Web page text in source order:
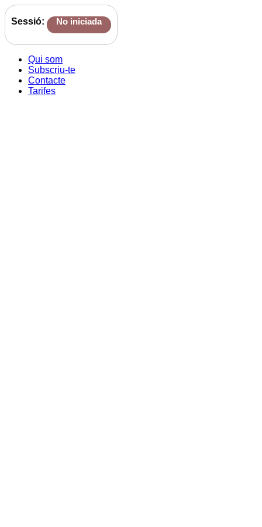
Sessió: No iniciada
Qui som
Subscriu-te
Contacte
Tarifes